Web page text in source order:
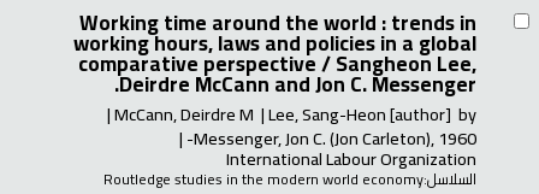
Working time around the world : trends in
working hours, laws and policies in a global
comparative perspective /Sangheon Lee,
Deirdre McCann and Jon C. Messenger.
by
Lee, Sang-Heon[author]
McCann, Deirdre M
Messenger, Jon C. (Jon Carleton), 1960-
International Labour Organization
السلاسل:Routledge studies in the modern world economy